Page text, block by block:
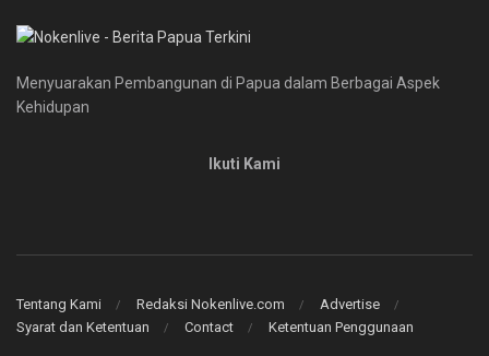
Menyuarakan Pembangunan di Papua dalam Berbagai Aspek
Kehidupan
Ikuti Kami
Tentang Kami Redaksi Nokenlive.com
Advertise
Syarat dan Ketentuan
Contact Ketentuan Penggunaan